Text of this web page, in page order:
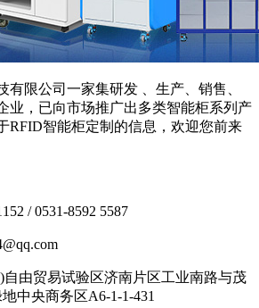
限公司一家集研发 、生产、销售、
业，已向市场推广出多类智能柜系列产
RFID智能柜定制的信息，欢迎您前来
/ 0531-8592 5587
由贸易试验区济南片区工业南路与茂
中央商务区A6-1-1-431